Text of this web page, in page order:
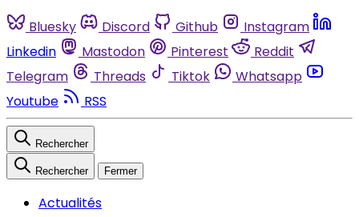
Bluesky Discord Github
Instagram
Linkedin
Mastodon Pinterest
Reddit
Telegram
Threads Tiktok
Whatsapp
Youtube
RSS
Rechercher
Rechercher Fermer
Actualités